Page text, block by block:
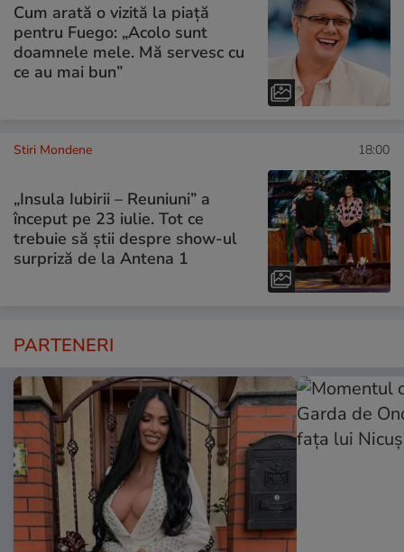
Cum arată o vizită la piață
pentru Fuego: „Acolo sunt
doamnele mele. Mă servesc cu
ce au mai bun”
Stiri Mondene 18:00
„Insula Iubirii – Reuniuni” a
început pe 23 iulie. Tot ce
trebuie să știi despre show-ul
surpriză de la Antena 1
PARTENERI